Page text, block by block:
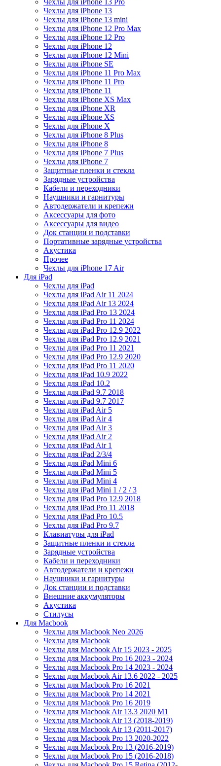
Чехлы для iPhone 13 Pro
Чехлы для iPhone 13
Чехлы для iPhone 13 mini
Чехлы для iPhone 12 Pro Max
Чехлы для iPhone 12 Pro
Чехлы для iPhone 12
Чехлы для iPhone 12 Mini
Чехлы для iPhone SE
Чехлы для iPhone 11 Pro Max
Чехлы для iPhone 11 Pro
Чехлы для iPhone 11
Чехлы для iPhone XS Max
Чехлы для iPhone XR
Чехлы для iPhone XS
Чехлы для iPhone X
Чехлы для iPhone 8 Plus
Чехлы для iPhone 8
Чехлы для iPhone 7 Plus
Чехлы для iPhone 7
Защитные пленки и стекла
Зарядные устройства
Кабели и переходники
Наушники и гарнитуры
Автодержатели и крепежи
Аксессуары для фото
Аксессуары для видео
Док станции и подставки
Портативные зарядные устройства
Акустика
Прочее
Чехлы для iPhone 17 Air
Для iPad
Чехлы для iPad
Чехлы для iPad Air 11 2024
Чехлы для iPad Air 13 2024
Чехлы для iPad Pro 13 2024
Чехлы для iPad Pro 11 2024
Чехлы для iPad Pro 12.9 2022
Чехлы для iPad Pro 12.9 2021
Чехлы для iPad Pro 11 2021
Чехлы для iPad Pro 12.9 2020
Чехлы для iPad Pro 11 2020
Чехлы для iPad 10.9 2022
Чехлы для iPad 10.2
Чехлы для iPad 9.7 2018
Чехлы для iPad 9.7 2017
Чехлы для iPad Air 5
Чехлы для iPad Air 4
Чехлы для iPad Air 3
Чехлы для iPad Air 2
Чехлы для iPad Air 1
Чехлы для iPad 2/3/4
Чехлы для iPad Mini 6
Чехлы для iPad Mini 5
Чехлы для iPad Mini 4
Чехлы для iPad Mini 1 / 2 / 3
Чехлы для iPad Pro 12.9 2018
Чехлы для iPad Pro 11 2018
Чехлы для iPad Pro 10.5
Чехлы для iPad Pro 9.7
Клавиатуры для iPad
Защитные пленки и стекла
Зарядные устройства
Кабели и переходники
Автодержатели и крепежи
Наушники и гарнитуры
Док станции и подставки
Внешние аккумуляторы
Акустика
Стилусы
Для Macbook
Чехлы для Macbook Neo 2026
Чехлы для Macbook
Чехлы для Macbook Air 15 2023 - 2025
Чехлы для Macbook Pro 16 2023 - 2024
Чехлы для Macbook Pro 14 2023 - 2024
Чехлы для Macbook Air 13.6 2022 - 2025
Чехлы для Macbook Pro 16 2021
Чехлы для Macbook Pro 14 2021
Чехлы для Macbook Pro 16 2019
Чехлы для Macbook Air 13.3 2020 M1
Чехлы для Macbook Air 13 (2018-2019)
Чехлы для Macbook Air 13 (2011-2017)
Чехлы для Macbook Pro 13 2020-2022
Чехлы для Macbook Pro 13 (2016-2019)
Чехлы для Macbook Pro 15 (2016-2018)